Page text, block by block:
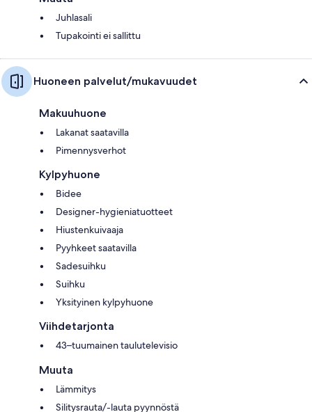
Juhlasali
Tupakointi ei sallittu
Huoneen palvelut/mukavuudet
Makuuhuone
Lakanat saatavilla
Pimennysverhot
Kylpyhuone
Bidee
Designer-hygieniatuotteet
Hiustenkuivaaja
Pyyhkeet saatavilla
Sadesuihku
Suihku
Yksityinen kylpyhuone
Viihdetarjonta
43–tuumainen taulutelevisio
Muuta
Lämmitys
Silitysrauta/-lauta pyynnöstä